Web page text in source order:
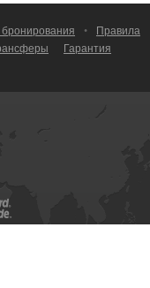
•
Правила
Гарантия